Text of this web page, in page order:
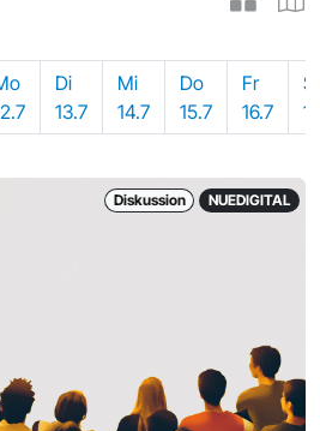
Di
13.7
Mi
14.7
Do
15.7
Fr
16.7
Diskussion NUEDIGITAL